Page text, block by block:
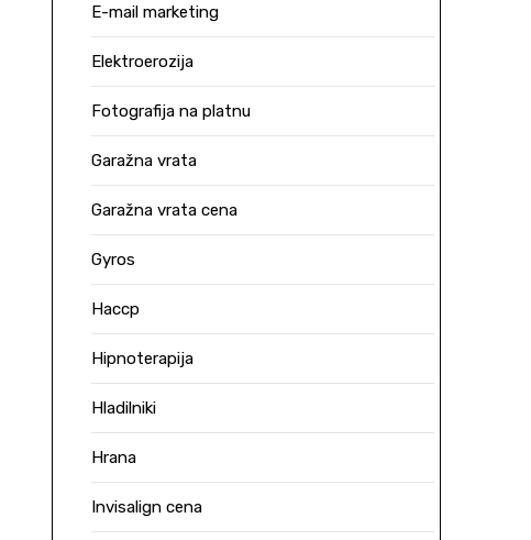
E-mail marketing
Elektroerozija
Fotografija na platnu
Garažna vrata
Garažna vrata cena
Gyros
Haccp
Hipnoterapija
Hladilniki
Hrana
Invisalign cena